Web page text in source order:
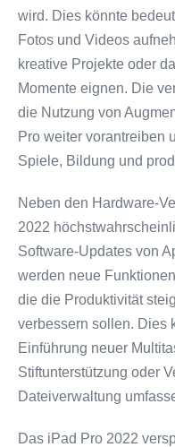
wird. Dies könnte
Fotos und Videos
kreative Projekte oder
Momente eignen. Die
die Nutzung von
Pro weiter vorantreiben
Spiele, Bildung und
Neben den Hardware-
2022
Software-Updates von
werden neue
die die Produktivität
verbessern sollen. Dies
Einführung neuer
Stiftunterstützung oder
Dateiverwaltung
Das iPad Pro 2022